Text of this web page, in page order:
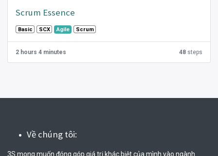
Scrum Essence
Basic SCX Agile Scrum
2 hours 4 minutes 48 steps
Về chúng tôi:
3S mong muốn đóng góp giá trị khác biệt của mình vào ngành